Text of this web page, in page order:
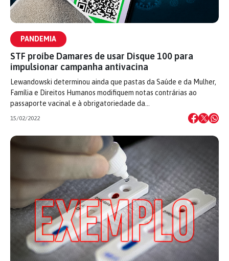
PANDEMIA
STF proíbe Damares de usar Disque 100 para
impulsionar campanha antivacina
Lewandowski determinou ainda que pastas da Saúde e da Mulher,
Família e Direitos Humanos modifiquem notas contrárias ao
passaporte vacinal e à obrigatoriedade da…
15/02/2022